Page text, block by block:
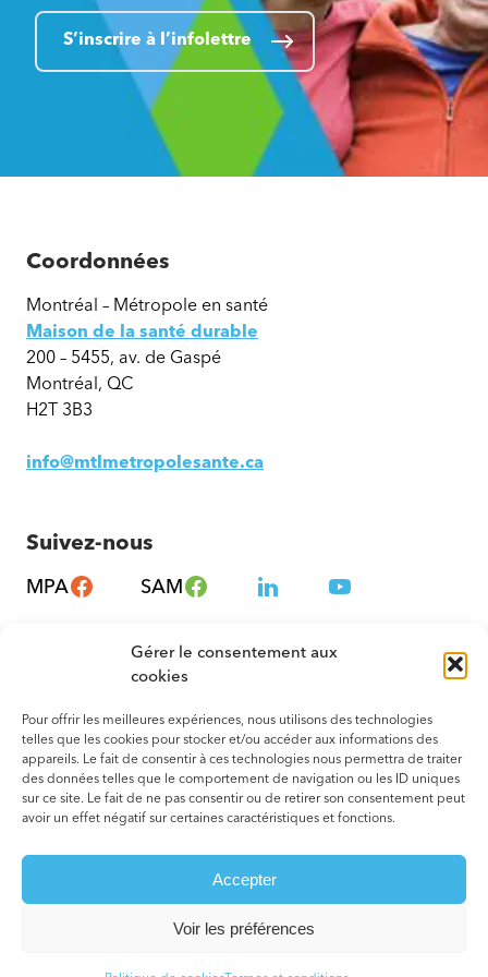
Gérer le consentement aux
cookies
Pour offrir les meilleures expériences, nous utilisons des technologies
telles que les cookies pour stocker et/ou accéder aux informations des
appareils. Le fait de consentir à ces technologies nous permettra de traiter
des données telles que le comportement de navigation ou les ID uniques
sur ce site. Le fait de ne pas consentir ou de retirer son consentement peut
avoir un effet négatif sur certaines caractéristiques et fonctions.
Accepter
Voir les préférences
S’inscrire à l’infolettre
Coordonnées
Montréal – Métropole en santé
Maison de la santé durable
200 – 5455, av. de Gaspé
Montréal, QC
H2T 3B3
info@mtlmetropolesante.ca
Suivez-nous
MPA SAM